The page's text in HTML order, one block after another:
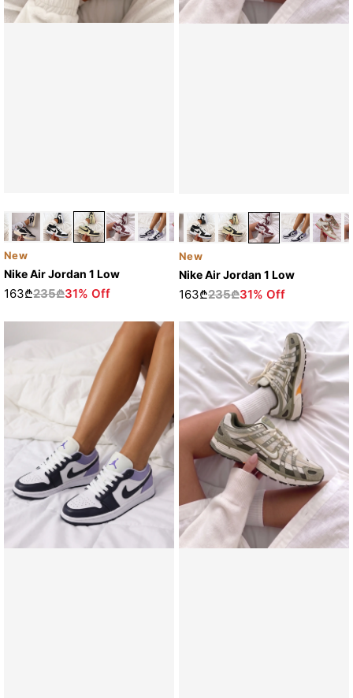
New
Nike Air Jordan 1 Low
163₾235₾31% Off
New
Nike Air Jordan 1 Low
163₾235₾31% Off